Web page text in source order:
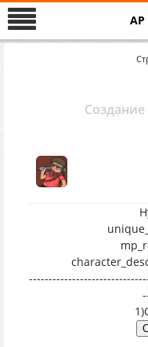
AP